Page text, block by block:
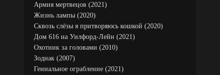
Армия мертвецов (2021)
Жизнь лампы (2020)
Сквозь слёзы я притворяюсь кошкой (2020)
Дом 616 на Уилфорд-Лейн (2021)
Охотник за головами (2010)
Зодиак (2007)
Гениальное ограбление (2021)